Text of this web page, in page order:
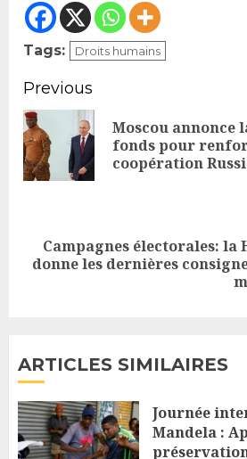
Tags: Droits humains
Continue
Reading
Previous
Moscou annonce
fonds pour
coopération
Next
Campagnes électorales: la
donne les dernières
ARTICLES SIMILAIRES
Journée
Mandela :